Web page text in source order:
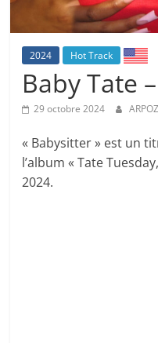
2024 Hot Track
Baby Tate
29 octobre 2024 ARPOZ
« Babysitter » est un
l’album « Tate
2024.